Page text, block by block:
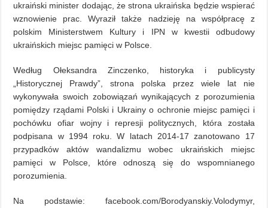
ukraiński minister dodając, że strona ukraińska będzie wspierać
wznowienie prac. Wyraził także nadzieję na współpracę z
polskim Ministerstwem Kultury i IPN w kwestii odbudowy
ukraińskich miejsc pamięci w Polsce.
Według Ołeksandra Zinczenko, historyka i publicysty
„Historycznej Prawdy”, strona polska przez wiele lat nie
wykonywała swoich zobowiązań wynikających z porozumienia
pomiędzy rządami Polski i Ukrainy o ochronie miejsc pamięci i
pochówku ofiar wojny i represji politycznych, która została
podpisana w 1994 roku. W latach 2014-17 zanotowano 17
przypadków aktów wandalizmu wobec ukraińskich miejsc
pamięci w Polsce, które odnoszą się do wspomnianego
porozumienia.
Nа podstawie: facebook.com/Borodyanskiy.Volodymyr,